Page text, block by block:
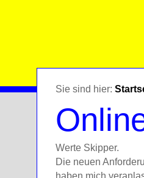
Sie sind hier:
Werte Skipper.
Die neuen
haben mich